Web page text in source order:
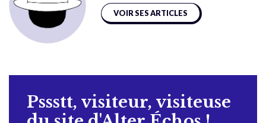
VOIR SES ARTICLES
Pssstt, visiteur, visiteuse